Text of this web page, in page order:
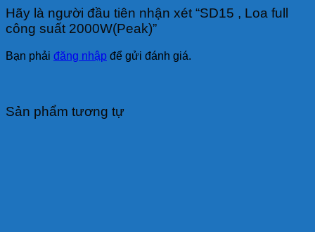
Hãy là người đầu tiên nhận xét “SD15 , Loa full
công suất 2000W(Peak)”
Bạn phải đăng nhập để gửi đánh giá.
Sản phẩm tương tự